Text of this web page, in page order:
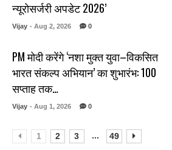
न्यूरोसर्जरी अपडेट 2026’
Vijay - Aug 2, 2026 0
PM मोदी करेंगे ‘नशा मुक्त युवा–विकसित
भारत संकल्प अभियान’ का शुभारंभ: 100
सप्ताह तक…
Vijay - Aug 1, 2026 0
1 2 3 ... 49